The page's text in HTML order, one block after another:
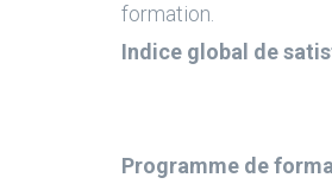
formation.
Indice global de
Programme de